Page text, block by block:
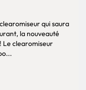
qui saura
la nouveauté